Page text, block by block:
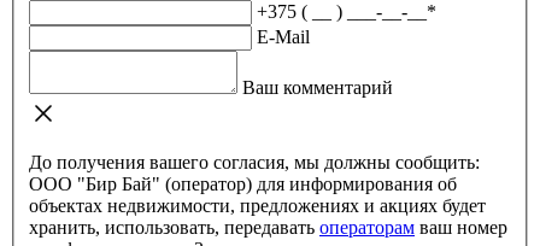
+375 ( __ ) ___-__-__ *
E-Mail
Ваш комментарий
До получения вашего согласия, мы должны сообщить:
ООО "Бир Бай" (оператор) для информирования об
объектах недвижимости, предложениях и акциях будет
хранить, использовать, передавать операторам